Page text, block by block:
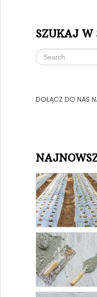
SZUKAJ W
DOŁĄCZ DO NAS